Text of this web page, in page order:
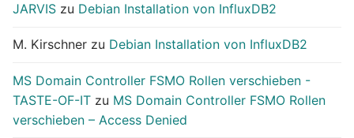
JARVIS zu Debian Installation von InfluxDB2
M. Kirschner zu Debian Installation von InfluxDB2
MS Domain Controller FSMO Rollen verschieben -
TASTE-OF-IT zu MS Domain Controller FSMO Rollen
verschieben – Access Denied